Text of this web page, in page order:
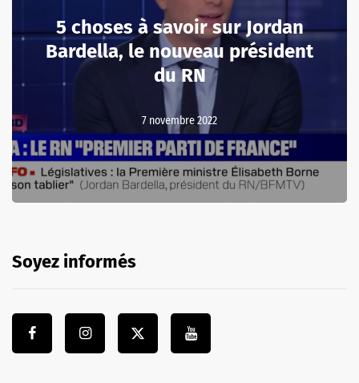
5 choses à savoir sur Jordan
Bardella, le nouveau président
du RN
7 novembre 2022
Soyez informés